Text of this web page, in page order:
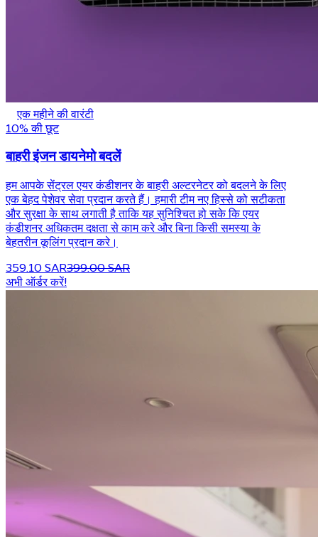
एक महीने की वारंटी
10% की छूट
बाहरी इंजन डायनेमो बदलें
हम आपके सेंट्रल एयर कंडीशनर के बाहरी अल्टरनेटर को बदलने के लिए
एक बेहद पेशेवर सेवा प्रदान करते हैं। हमारी टीम नए हिस्से को सटीकता
और सुरक्षा के साथ लगाती है ताकि यह सुनिश्चित हो सके कि एयर
कंडीशनर अधिकतम दक्षता से काम करे और बिना किसी समस्या के
बेहतरीन कूलिंग प्रदान करे।
359.10 SAR399.00 SAR
अभी ऑर्डर करें!